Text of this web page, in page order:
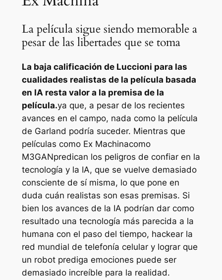
La película sigue siendo memorable a
pesar de las libertades que se toma
La baja calificación de Luccioni para las
cualidades realistas de la película basada
en IA resta valor a la premisa de la
película.ya que, a pesar de los recientes
avances en el campo, nada como la película
de Garland podría suceder. Mientras que
películas como Ex Machinacomo
M3GANpredican los peligros de confiar en la
tecnología y la IA, que se vuelve demasiado
consciente de sí misma, lo que pone en
duda cuán realistas son esas premisas. Si
bien los avances de la IA podrían dar como
resultado una tecnología más parecida a la
humana con el paso del tiempo, hackear la
red mundial de telefonía celular y lograr que
un robot prediga emociones puede ser
demasiado increíble para la realidad.